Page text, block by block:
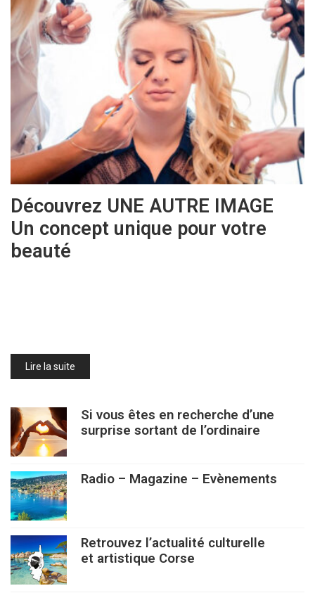
Découvrez UNE AUTRE IMAGE
Un concept unique pour votre
beauté
Lire la suite
Si vous êtes en recherche d’une
surprise sortant de l’ordinaire
Radio – Magazine – Evènements
Retrouvez l’actualité culturelle
et artistique Corse